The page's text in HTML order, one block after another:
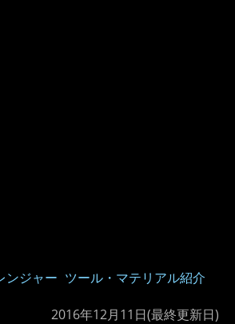
ンジャー ツール・マテリアル紹介
2016年12月11日(最終更新日)